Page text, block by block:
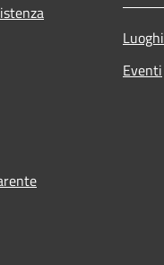
Luoghi
Eventi